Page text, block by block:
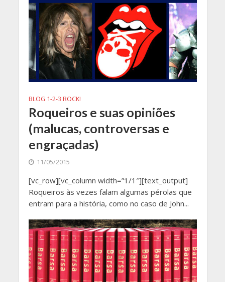
BLOG 1-2-3 ROCK!
Roqueiros e suas opiniões
(malucas, controversas e
engraçadas)
11/05/2015
[vc_row][vc_column width=”1/1″][text_output]
Roqueiros às vezes falam algumas pérolas que
entram para a história, como no caso de John...